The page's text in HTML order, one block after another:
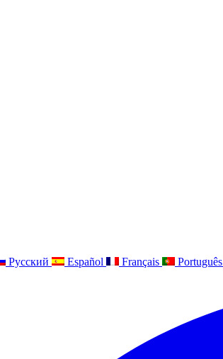
Русский Español Français Português